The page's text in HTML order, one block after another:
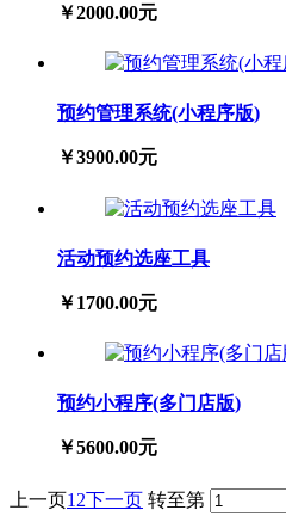
￥2000.00元
预约管理系统(小程序版)
￥3900.00元
活动预约选座工具
￥1700.00元
预约小程序(多门店版)
￥5600.00元
上一页1 2下一页 转至第